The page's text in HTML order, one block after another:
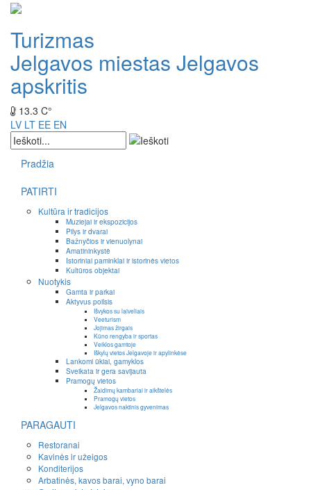
Turizmas
Jelgavos miestas Jelgavos
apskritis
13.3 C°
LV LT EE EN
Pradžia
PATIRTI
Kultūra ir tradicijos
Muziejai ir ekspozicijos
Pilys ir dvarai
Bažnyčios ir vienuolynai
Amatininkystė
Istoriniai paminklai ir istorinės vietos
Kultūros objektai
Nuotykis
Gamta ir parkai
Aktyvus poilsis
Išvykos su laiveliais
Veeturism
Jojimas žirgais
Kūno rengyba ir sportas
Veiklos gamtoje
Iškylų vietos Jelgavoje ir apylinkėse
Lankomi ūkiai, gamyklos
Sveikata ir gera savijauta
Pramogų vietos
Žaidimų kambariai ir aikštelės
Pramogų vietos
Jelgavos naktinis gyvenimas
PARAGAUTI
Restoranai
Kavinės ir užeigos
Konditerijos
Arbatinės, kavos barai, vyno barai